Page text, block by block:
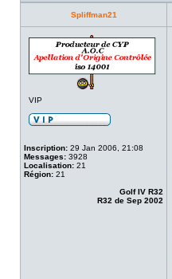
Spliffman21
VIP
Inscription: 29 Jan 2006, 21:08
Messages: 3928
Localisation: 21
Région: 21
Golf IV R32
R32 de Sep 2002